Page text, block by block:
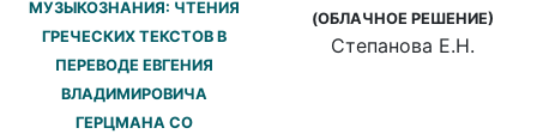
МУЗЫКОЗНАНИЯ: ЧТЕНИЯ
ГРЕЧЕСКИХ ТЕКСТОВ В
ПЕРЕВОДЕ ЕВГЕНИЯ
ВЛАДИМИРОВИЧА
ГЕРЦМАНА СО
(ОБЛАЧНОЕ РЕШЕНИЕ)
Степанова Е.Н.